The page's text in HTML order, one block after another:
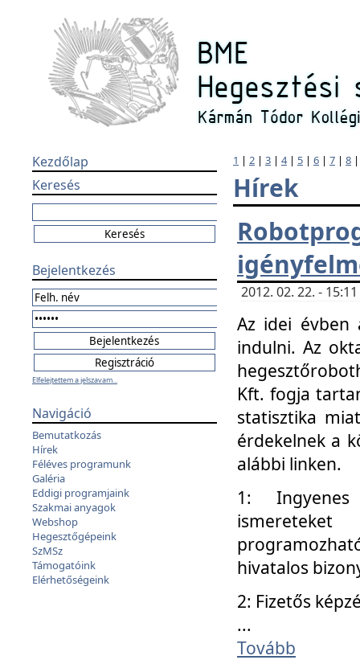
Kezdőlap
Keresés
Bejelentkezés
Elfelejtettem a jelszavam...
Navigáció
Bemutatkozás
Hírek
Féléves programunk
Galéria
Eddigi programjaink
Szakmai anyagok
Webshop
Hegesztőgépeink
SzMSz
Támogatóink
Elérhetőségeink
1 | 2 | 3 | 4| 5 | 6 | 7 | 8
Hírek
2012. 02. 22. -
Az idei évben
indulni. Az
Kft. fogja
statisztika
érdekelnek a
alábbi linken.
1: Ingyenes
hivatalos
2: Fizetős
...
Tovább